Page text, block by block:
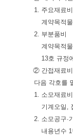
1. 주요재료비
계약목적
2. 부분품비
계약목적
13호 규정
② 간접재료비
다음 각호를
1. 소모재료비
기계오일,
2. 소모공구·
내용년수